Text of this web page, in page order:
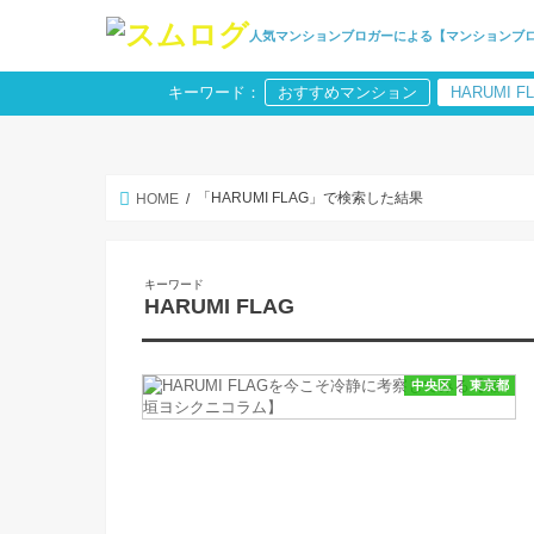
人気マンションブロガーによる【マンションブ
キーワード： おすすめマンション HARUMI
HOME 「HARUMI FLAG」で検索した結果
キーワード
HARUMI FLAG
中央区 東京都